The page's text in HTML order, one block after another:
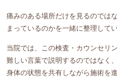
痛みのある場所だけを見るのでは
まっているのかを一緒に整理して
当院では、この検査・カウンセリ
難しい言葉で説明するのではなく
身体の状態を共有しながら施術を